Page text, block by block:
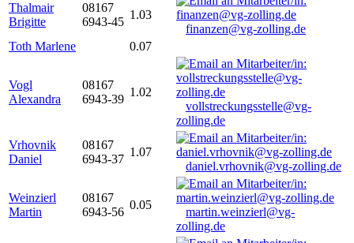
Thalmair
Brigitte
08167
6943-45
1.03
finanzen@vg-zolling.de
Toth Marlene
0.07
Vogl
Alexandra
08167
6943-39
1.02
vollstreckungsstelle@vg-
zolling.de
Vrhovnik
Daniel
08167
6943-37
1.07
daniel.vrhovnik@vg-zolling.de
Weinzierl
Martin
08167
6943-56
0.05
martin.weinzierl@vg-
zolling.de